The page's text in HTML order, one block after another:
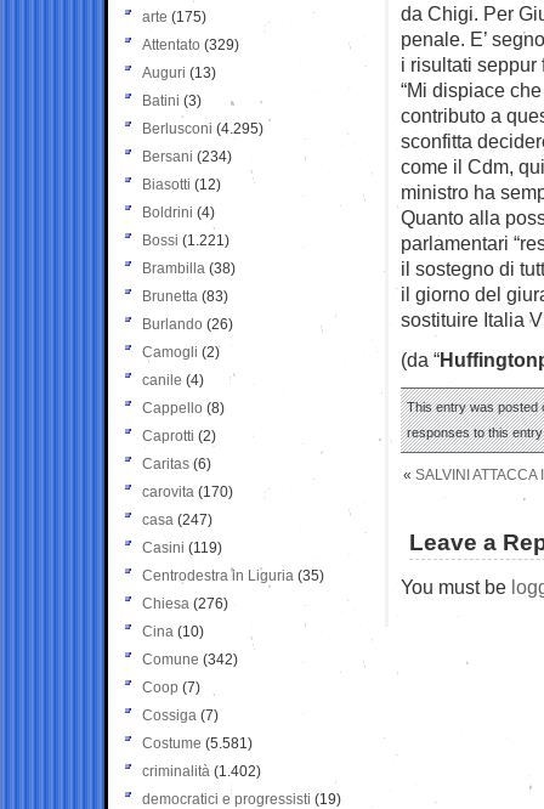
da Chigi. Per
penale. E’
i risultati seppur
“Mi dispiace
contributo a
sconfitta
come il Cdm,
ministro ha
Quanto alla
parlamentari
il sostegno di
il giorno del
sostituire Italia
(da “
This entry was posted
responses to this
« SALVINI
Leave a
You must be
arte (175)
Attentato (329)
Auguri (13)
Batini (3)
Berlusconi (4.295)
Bersani (234)
Biasotti (12)
Boldrini (4)
Bossi (1.221)
Brambilla (38)
Brunetta (83)
Burlando (26)
Camogli (2)
canile (4)
Cappello (8)
Caprotti (2)
Caritas (6)
carovita (170)
casa (247)
Casini (119)
Centrodestra in Liguria (35)
Chiesa (276)
Cina (10)
Comune (342)
Coop (7)
Cossiga (7)
Costume (5.581)
criminalità (1.402)
democratici e progressisti (19)